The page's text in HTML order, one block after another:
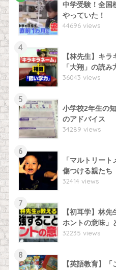
中学受験！全国
やっていた！
44696 views
4
【林先生】キラ
「大翔」の読み
36043 views
5
小学校2年生の
のアドバイス
34289 views
6
「マルトリー
傷つける親たち
32414 views
7
【初耳学】林
ホントの意味」
32235 views
8
【英語教育】